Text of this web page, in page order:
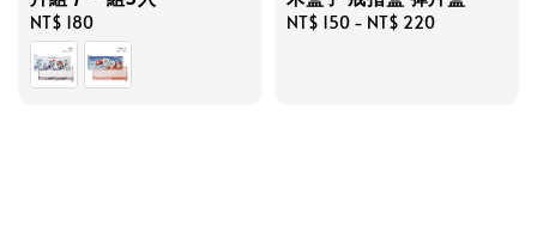
Regular
price
NT$ 180
Regular
NT$ 150 - NT$ 220